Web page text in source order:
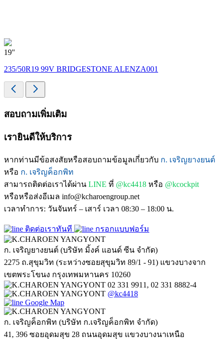
19"
235/50R19 99V BRIDGESTONE ALENZA001
สอบถามเพิ่มเติม
เรายินดีให้บริการ
หากท่านมีข้อสงสัยหรือสอบถามข้อมูลเกี่ยวกับ ก. เจริญยางยนต์
หรือ ก. เจริญค็อกพิท
สามารถติดต่อเราได้ผ่าน LINE ที่ @kc4418 หรือ @kcockpit
หรือหรือส่งอีเมล info@kcharoengroup.net
เวลาทำการ: วันจันทร์ – เสาร์ เวลา 08:30 – 18:00 น.
ติดต่อเราทันที กรอกแบบฟอร์ม
ก. เจริญยางยนต์ (บริษัท มิ้งค์ แอนด์ ซีน จำกัด)
2275 ถ.สุขุมวิท (ระหว่างซอยสุขุมวิท 89/1 - 91) แขวงบางจาก
เขตพระโขนง กรุงเทพมหานคร 10260
02 331 9911, 02 331 8882-4
@kc4418
Google Map
ก. เจริญค็อกพิท (บริษัท ก.เจริญค็อกพิท จำกัด)
41, 396 ซอยอุดมสุข 28 ถนนอุดมสุข แขวงบางนาเหนือ